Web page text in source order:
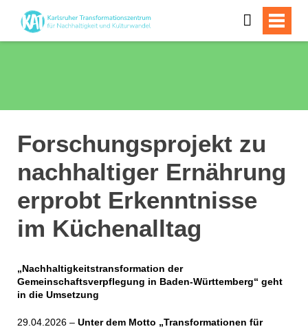
Forschungsprojekt zu
nachhaltiger Ernährung
erprobt Erkenntnisse
im Küchenalltag
„Nachhaltigkeitstransformation der
Gemeinschaftsverpflegung in Baden-Württemberg“ geht
in die Umsetzung
29.04.2026 – Unter dem Motto „Transformationen für